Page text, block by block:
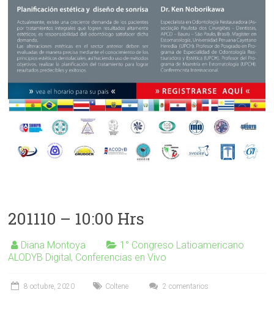
201110 – 10:00 Hrs
Diana Montoya
1° Congreso Latioamericano
ALODYB Digital, Conferencias en Vivo
8 octubre, 2020 Coltene 2 comentarios